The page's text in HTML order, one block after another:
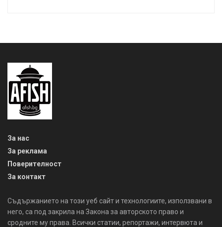
За нас
За реклама
Поверителност
За контакт
Съдържанието на този уеб сайт и технологиите, използвани в
него, са под закрила на Закона за авторското право и
сродните му права. Всички статии, репортажи, интервюта и